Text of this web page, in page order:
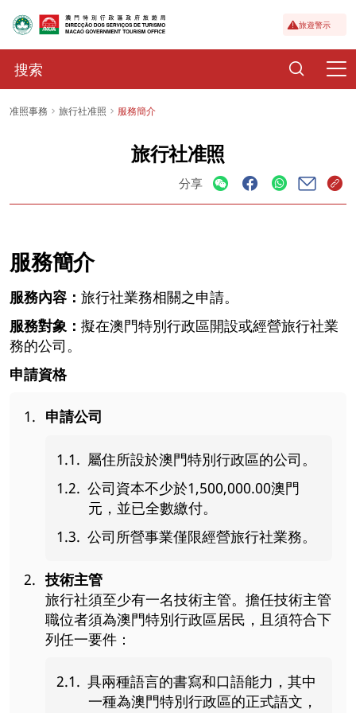
旅遊警示
准照事務 旅行社准照 服務簡介
旅行社准照
分享
服務簡介
服務內容： 旅行社業務相關之申請。
服務對象： 擬在澳門特別行政區開設或經營旅行社業
務的公司。
申請資格
申請公司
屬住所設於澳門特別行政區的公司。
公司資本不少於1,500,000.00澳門
元，並已全數繳付。
公司所營事業僅限經營旅行社業務。
技術主管
旅行社須至少有一名技術主管。擔任技術主管
職位者須為澳門特別行政區居民，且須符合下
列任一要件：
具兩種語言的書寫和口語能力，其中
一種為澳門特別行政區的正式語文，